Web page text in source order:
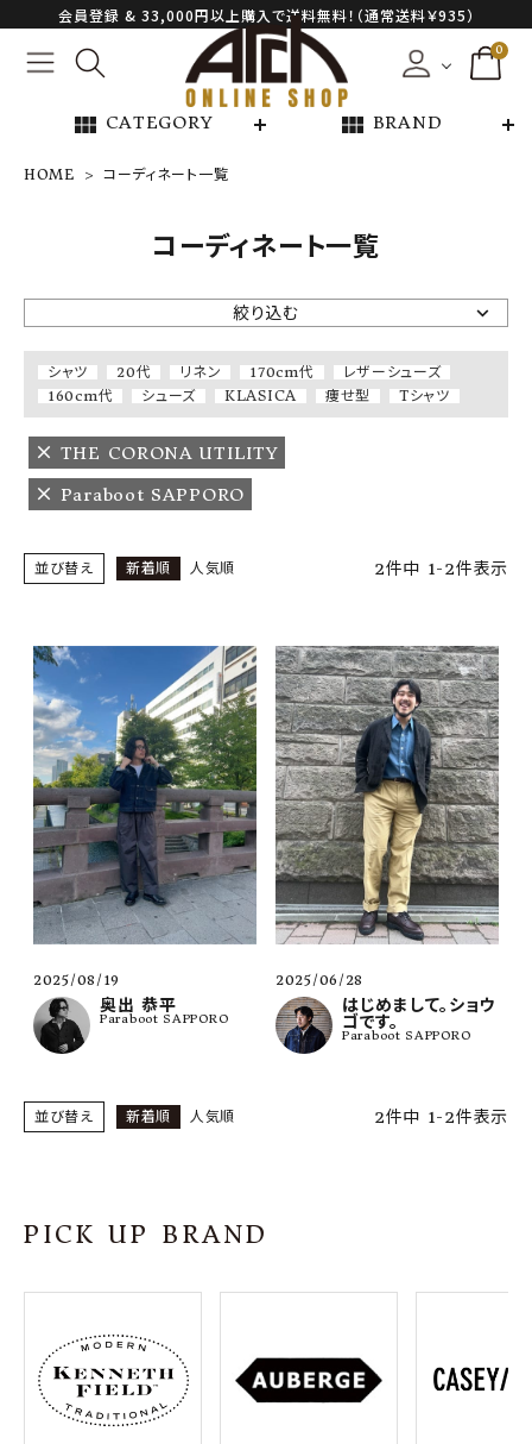
会員登録 & 33,000円以上購入で送料無料！（通常送料￥935）
0
view_module CATEGORY view_module BRAND
NEW ARRIVAL
ARCH EXCLUSIVE
BRAND
CATEGORY
CONTENTS
ご利用ガイド
プライバシーポリシー
特定商取引法について
お問い合わせ
OFFICIAL WEB SITE
ACCOUNT MENU
ようこそ ゲスト 様
meeting_room ログイン 会員登録
HOME コーディネート一覧
コーディネート一覧
絞り込む
シャツ 20代 リネン 170cm代
レザーシューズ
160cm代
シューズ KLASICA 痩せ型 Tシャツ
THE CORONA UTILITY
Paraboot SAPPORO
並び替え 新着順 人気順 2件中 1-2件表示
2025/08/19
奥出 恭平
Paraboot SAPPORO
2025/06/28
はじめまして。ショウ
ゴです。
Paraboot SAPPORO
並び替え 新着順 人気順 2件中 1-2件表示
PICK UP BRAND